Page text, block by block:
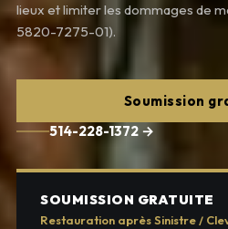
lieux et limiter les dommages de
5820-7275-01).
Soumission
514-228-1372 →
SOUMISSION GRATUITE
Restauration après Sinistre /